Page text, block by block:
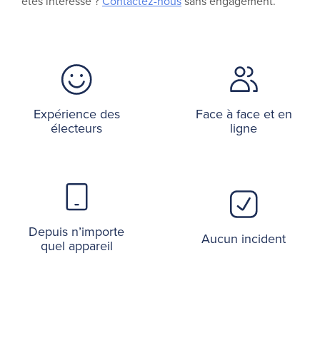
Expérience des
électeurs
Face à face et en
ligne
Depuis n’importe
quel appareil Aucun incident